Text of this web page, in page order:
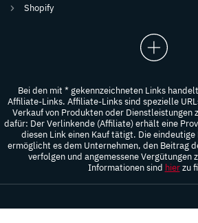
Shopify
Bei den mit * gekennzeichneten Links
Affiliate-Links. Affiliate-Links sind spezielle
Verkauf von Produkten oder Dienstleistungen
dafür: Der Verlinkende (Affiliate) erhält eine
diesen Link einen Kauf tätigt. Die eindeutige
ermöglicht es dem Unternehmen, den Beitrag
verfolgen und angemessene Vergütungen
Informationen sind hierzu